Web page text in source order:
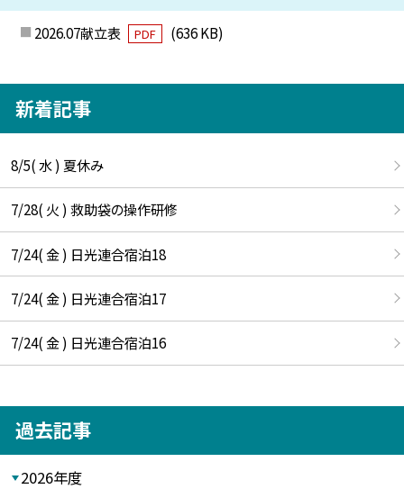
2026.07献立表 PDF (636 KB)
新着記事
8/5( 水 ) 夏休み
7/28( 火 ) 救助袋の操作研修
7/24( 金 ) 日光連合宿泊18
7/24( 金 ) 日光連合宿泊17
7/24( 金 ) 日光連合宿泊16
過去記事
2026年度